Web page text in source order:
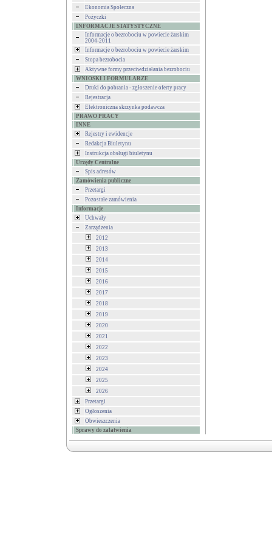
Ekonomia Społeczna
Pożyczki
INFORMACJE STATYSTYCZNE
Informacje o bezrobociu w powiecie żarskim
2004-2011
Informacje o bezrobociu w powiecie żarskim
Stopa bezrobocia
Aktywne formy przeciwdziałania bezrobociu
WNIOSKI I FORMULARZE
Druki do pobrania - zgłoszenie oferty pracy
Rejestracja
Elektroniczna skrzynka podawcza
PRAWO PRACY
INNE
Rejestry i ewidencje
Redakcja Biuletynu
Instrukcja obsługi biuletynu
Urzędy Centralne
Spis adresów
Zamówienia publiczne
Przetargi
Pozostałe zamówienia
Informacje
Uchwały
Zarządzenia
2012
2013
2014
2015
2016
2017
2018
2019
2020
2021
2022
2023
2024
2025
2026
Przetargi
Ogłoszenia
Obwieszczenia
Sprawy do załatwienia